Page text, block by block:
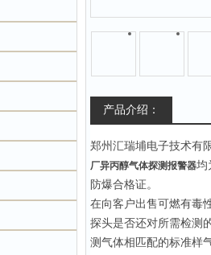
产品介绍：
郑州汇瑞埔电子技术有
厂异丙醇气体探测报警器均
防爆合格证。
在向客户出售可燃有毒
探头是否还对所需检测
测气体相匹配的标准样